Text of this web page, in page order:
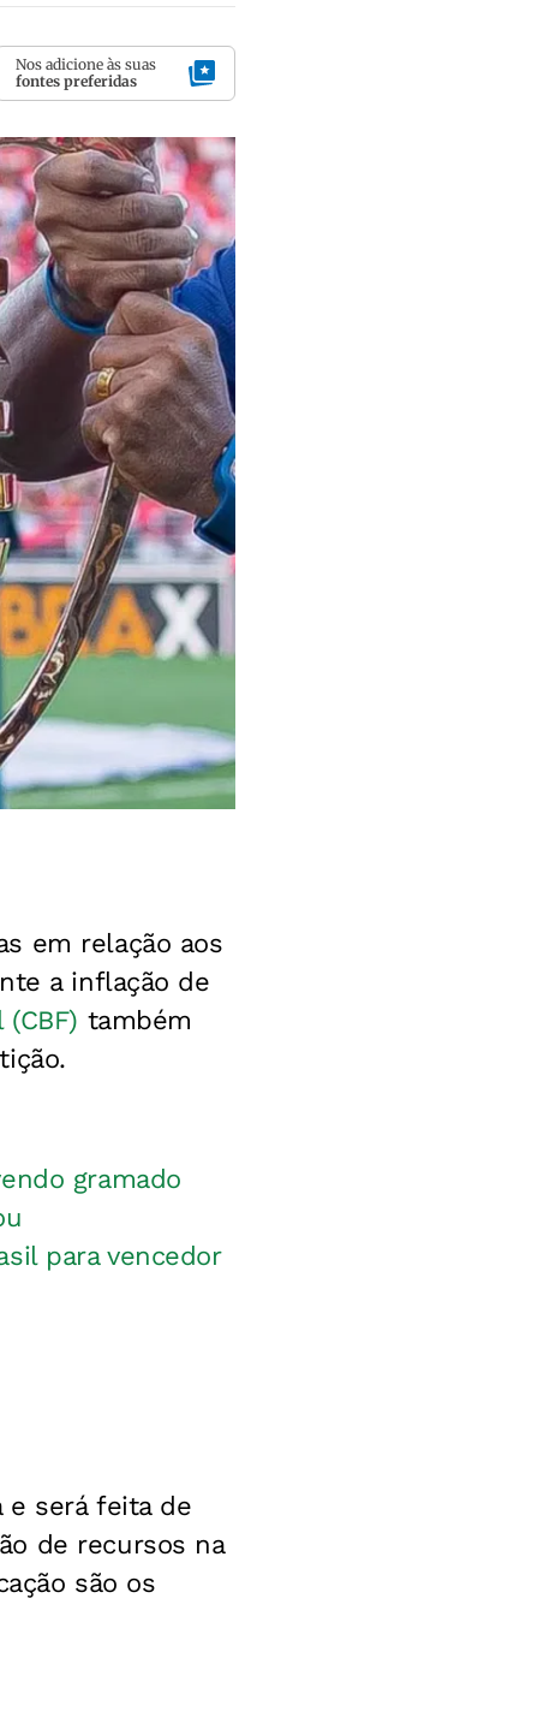
Nos adicione às suas
fontes preferidas
em relação aos
a inflação de
também
gramado
para vencedor
e será feita de
de recursos na
são os